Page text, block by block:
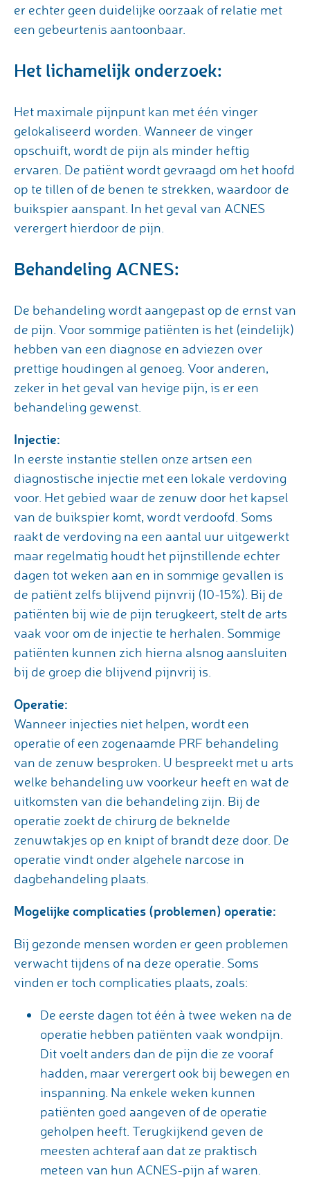
er echter geen duidelijke oorzaak of relatie met
een gebeurtenis aantoonbaar.
Het lichamelijk onderzoek:
Het maximale pijnpunt kan met één vinger
gelokaliseerd worden. Wanneer de vinger
opschuift, wordt de pijn als minder heftig
ervaren. De patiënt wordt gevraagd om het hoofd
op te tillen of de benen te strekken, waardoor de
buikspier aanspant. In het geval van ACNES
verergert hierdoor de pijn.
Behandeling ACNES:
De behandeling wordt aangepast op de ernst van
de pijn. Voor sommige patiënten is het (eindelijk)
hebben van een diagnose en adviezen over
prettige houdingen al genoeg. Voor anderen,
zeker in het geval van hevige pijn, is er een
behandeling gewenst.
Injectie:
In eerste instantie stellen onze artsen een
diagnostische injectie met een lokale verdoving
voor. Het gebied waar de zenuw door het kapsel
van de buikspier komt, wordt verdoofd. Soms
raakt de verdoving na een aantal uur uitgewerkt
maar regelmatig houdt het pijnstillende echter
dagen tot weken aan en in sommige gevallen is
de patiënt zelfs blijvend pijnvrij (10-15%). Bij de
patiënten bij wie de pijn terugkeert, stelt de arts
vaak voor om de injectie te herhalen. Sommige
patiënten kunnen zich hierna alsnog aansluiten
bij de groep die blijvend pijnvrij is.
Operatie:
Wanneer injecties niet helpen, wordt een
operatie of een zogenaamde PRF behandeling
van de zenuw besproken. U bespreekt met u arts
welke behandeling uw voorkeur heeft en wat de
uitkomsten van die behandeling zijn. Bij de
operatie zoekt de chirurg de beknelde
zenuwtakjes op en knipt of brandt deze door. De
operatie vindt onder algehele narcose in
dagbehandeling plaats.
Mogelijke complicaties (problemen) operatie:
Bij gezonde mensen worden er geen problemen
verwacht tijdens of na deze operatie. Soms
vinden er toch complicaties plaats, zoals:
De eerste dagen tot één à twee weken na de
operatie hebben patiënten vaak wondpijn.
Dit voelt anders dan de pijn die ze vooraf
hadden, maar verergert ook bij bewegen en
inspanning. Na enkele weken kunnen
patiënten goed aangeven of de operatie
geholpen heeft. Terugkijkend geven de
meesten achteraf aan dat ze praktisch
meteen van hun ACNES-pijn af waren.